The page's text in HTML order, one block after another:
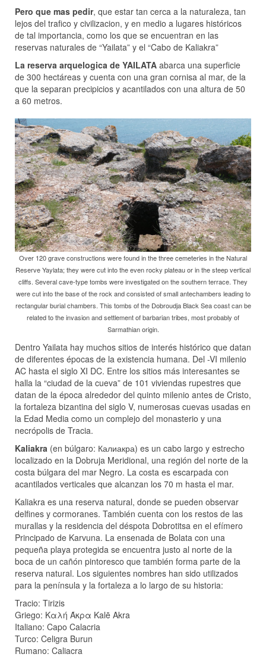
Pero que mas pedir, que estar tan cerca a la naturaleza, tan
lejos del trafico y civilizacion, y en medio a lugares históricos
de tal importancia, como los que se encuentran en las
reservas naturales de “Yailata” y el “Cabo de Kaliakra”
La reserva arquelogica de YAILATA abarca una superficie
de 300 hectáreas y cuenta con una gran cornisa al mar, de la
que la separan precipicios y acantilados con una altura de 50
a 60 metros.
Over 120 grave constructions were found in the three cemeteries in the Natural
Reserve Yaylata; they were cut into the even rocky plateau or in the steep vertical
cliffs. Several cave-type tombs were investigated on the southern terrace. They
were cut into the base of the rock and consisted of small antechambers leading to
rectangular burial chambers. This tombs of the Dobroudja Black Sea coast can be
related to the invasion and settlement of barbarian tribes, most probably of
Sarmathian origin.
Dentro Yailata hay muchos sitios de interés histórico que datan
de diferentes épocas de la existencia humana. Del -VI milenio
AC hasta el siglo XI DC. Entre los sitios más interesantes se
halla la “ciudad de la cueva” de 101 viviendas rupestres que
datan de la época alrededor del quinto milenio antes de Cristo,
la fortaleza bizantina del siglo V, numerosas cuevas usadas en
la Edad Media como un complejo del monasterio y una
necrópolis de Tracia.
Kaliakra (en búlgaro: Калиакра) es un cabo largo y estrecho
localizado en la Dobruja Meridional, una región del norte de la
costa búlgara del mar Negro. La costa es escarpada con
acantilados verticales que alcanzan los 70 m hasta el mar.
Kaliakra es una reserva natural, donde se pueden observar
delfines y cormoranes. También cuenta con los restos de las
murallas y la residencia del déspota Dobrotitsa en el efímero
Principado de Karvuna. La ensenada de Bolata con una
pequeña playa protegida se encuentra justo al norte de la
boca de un cañón pintoresco que también forma parte de la
reserva natural. Los siguientes nombres han sido utilizados
para la península y la fortaleza a lo largo de su historia:
Tracio: Tirizis
Griego: Καλή Άκρα Kalē Akra
Italiano: Capo Calacria
Turco: Celigra Burun
Rumano: Caliacra